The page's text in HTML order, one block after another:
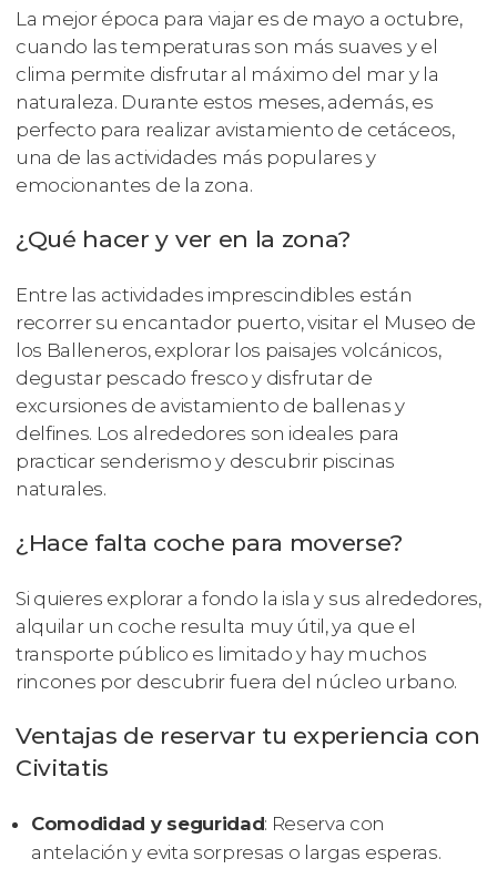
La mejor época para viajar es de mayo a octubre,
cuando las temperaturas son más suaves y el
clima permite disfrutar al máximo del mar y la
naturaleza. Durante estos meses, además, es
perfecto para realizar avistamiento de cetáceos,
una de las actividades más populares y
emocionantes de la zona.
¿Qué hacer y ver en la zona?
Entre las actividades imprescindibles están
recorrer su encantador puerto, visitar el Museo de
los Balleneros, explorar los paisajes volcánicos,
degustar pescado fresco y disfrutar de
excursiones de avistamiento de ballenas y
delfines. Los alrededores son ideales para
practicar senderismo y descubrir piscinas
naturales.
¿Hace falta coche para moverse?
Si quieres explorar a fondo la isla y sus alrededores,
alquilar un coche resulta muy útil, ya que el
transporte público es limitado y hay muchos
rincones por descubrir fuera del núcleo urbano.
Ventajas de reservar tu experiencia con
Civitatis
Comodidad y seguridad: Reserva con
antelación y evita sorpresas o largas esperas.